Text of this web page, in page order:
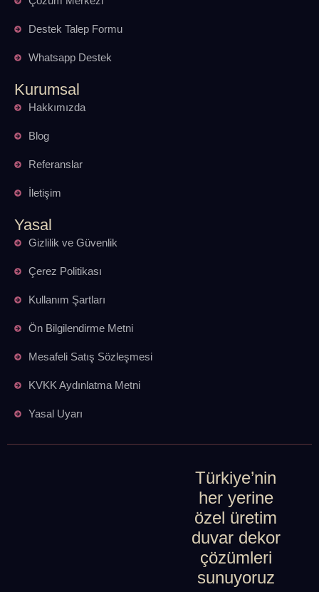
Destek Talep Formu
Whatsapp Destek
Kurumsal
Hakkımızda
Blog
Referanslar
İletişim
Yasal
Gizlilik ve Güvenlik
Çerez Politikası
Kullanım Şartları
Ön Bilgilendirme Metni
Mesafeli Satış Sözleşmesi
KVKK Aydınlatma Metni
Yasal Uyarı
Türkiye’nin
her yerine
özel üretim
duvar dekor
çözümleri
sunuyoruz